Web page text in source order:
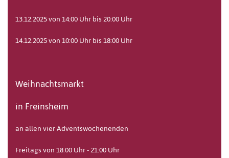
13.12.2025 von 14:00 Uhr bis 20:00 Uhr
14.12.2025 von 10:00 Uhr bis 18:00 Uhr
Weihnachtsmarkt
in Freinsheim
an allen vier Adventswochenenden
Freitags von 18:00 Uhr - 21:00 Uhr